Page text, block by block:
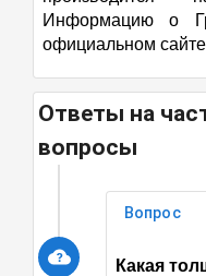
Информацию о
официальном сайте
Ответы на
вопросы
Вопрос
Какая